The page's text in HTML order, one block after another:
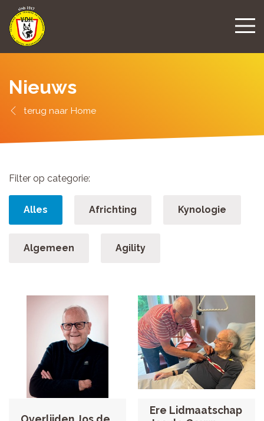
Nieuws
Home
Filter op categorie:
Alles Africhting Kynologie
Algemeen Agility
Ere Lidmaatschap